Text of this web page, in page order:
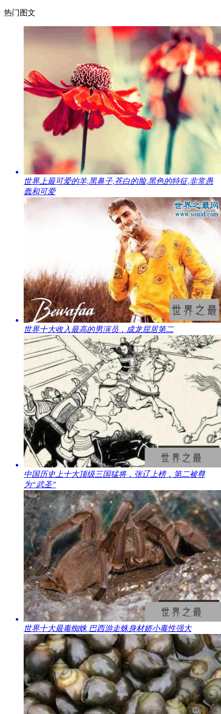
热门图文
​世界上最可爱的羊,黑鼻子,苍白的脸,黑色的特征,非常愚
蠢和可爱
​世界十大收入最高的男演员，成龙屈居第二
​中国历史上十大顶级三国猛将，张辽上榜，第二被尊
为“武圣”
​世界十大最毒蜘蛛 巴西游走蛛身材娇小毒性强大